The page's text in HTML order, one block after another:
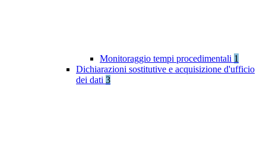
Monitoraggio tempi procedimentali 1
Dichiarazioni sostitutive e acquisizione d'ufficio
dei dati 3